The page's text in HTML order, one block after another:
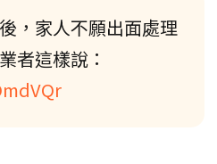
，家人不願出面處理
者這樣說：